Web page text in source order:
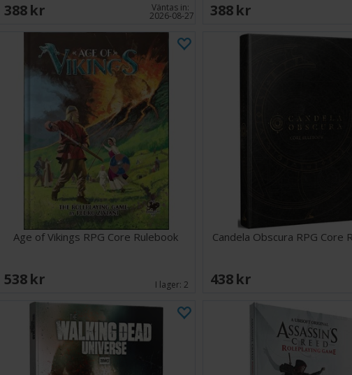
388 SEK Väntas in:
2026-08-27 388 SEK
Age of Vikings RPG Core Rulebook
538 SEK I lager:2
Candela Obscura RPG Core
438 SEK